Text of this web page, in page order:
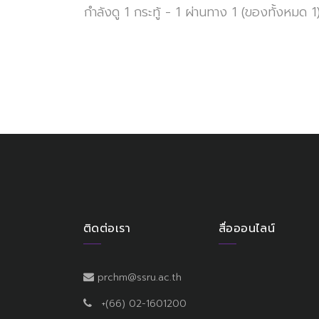
กำลังดู 1 กระทู้ - 1 ผ่านทาง 1 (ของทั้งหมด
ติดต่อเรา
prchm@ssru.ac.th
+(66) 02-1601200
สื่อออนไลน์